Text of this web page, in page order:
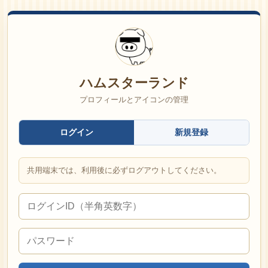
ハムスターランド
プロフィールとアイコンの管理
ログイン 新規登録
共用端末では、利用後に必ずログアウトしてください。